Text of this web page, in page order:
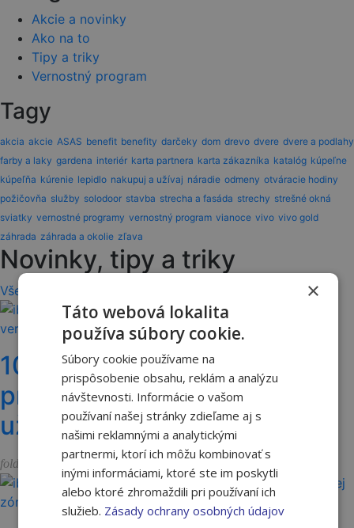
Akcie a novinky
Ako na to
Tipy a triky
Vernostný program
Tagy
akcia akcie ASAS benefit benefity darčeky dom drevo dvere dvere a podlahy
farby a laky gardena interiér karta partnera karta zákazníka katalóg kúpeľne
kúpeľňa kúrenie lepidlo nakupuj a užívaj náradie odmeny otváracie hodiny
požičovňa služby solodoor stavba strecha a fasáda strechy strešné okná
sviatky vernostné programy vernostný program vianoce vivo vivo gold
záhrada záhrada a okolie zľava
Novinky, tipy a triky
Všetky články
10 rokov vernostného
programu ASAS "Nakupuj a
užívaj"
folder_open Vernostný program
×
Táto webová lokalita
používa súbory cookie.
Súbory cookie používame na
prispôsobenie obsahu, reklám a analýzu
návštevnosti. Informácie o vašom
používaní našej stránky zdieľame aj s
našimi reklamnými a analytickými
partnermi, ktorí ich môžu kombinovať s
inými informáciami, ktoré ste im poskytli
alebo ktoré zhromaždili pri používaní ich
služieb. Zásady ochrany osobných údajov